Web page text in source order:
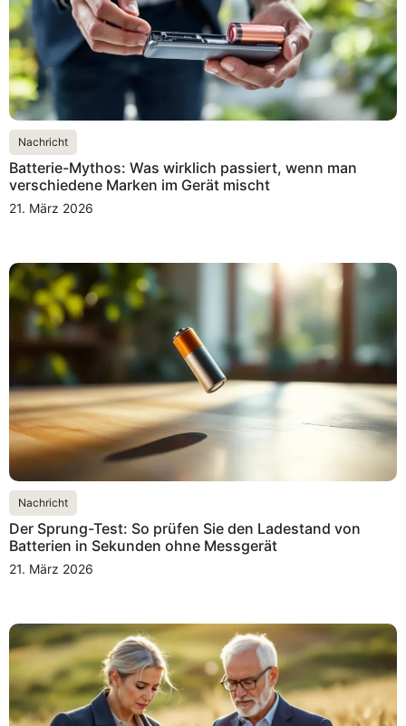
Nachricht
Batterie-Mythos: Was wirklich passiert, wenn man
verschiedene Marken im Gerät mischt
21. März 2026
Nachricht
Der Sprung-Test: So prüfen Sie den Ladestand von
Batterien in Sekunden ohne Messgerät
21. März 2026